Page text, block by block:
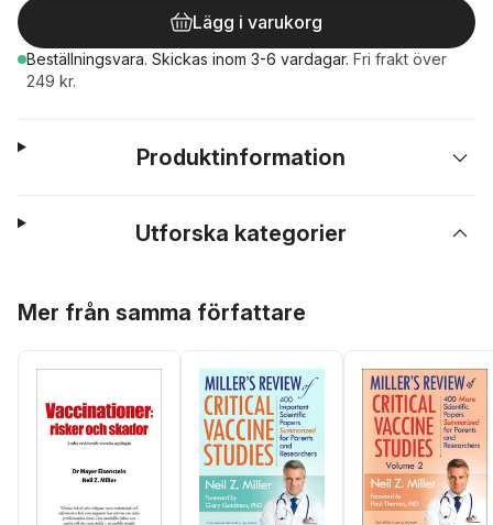
Lägg i varukorg
Beställningsvara. Skickas inom 3-6 vardagar. Fri frakt över
249 kr.
Produktinformation
Utforska kategorier
Mer från samma författare